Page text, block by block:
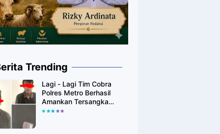
Trending
Lagi - Lagi Tim Cobra
Polres Metro Berhasil
Amankan Tersangka
Yang Diduga Pengguna